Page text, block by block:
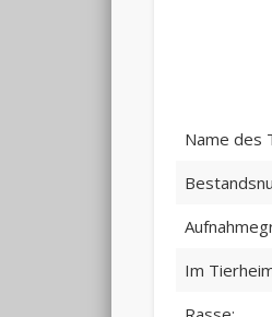
Name des
Im